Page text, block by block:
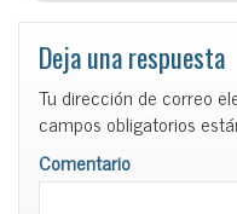
Deja una respuesta
Tu dirección de correo
campos obligatorios
Comentario